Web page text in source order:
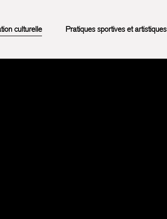
culturelle Pratiques sportives et artistiques